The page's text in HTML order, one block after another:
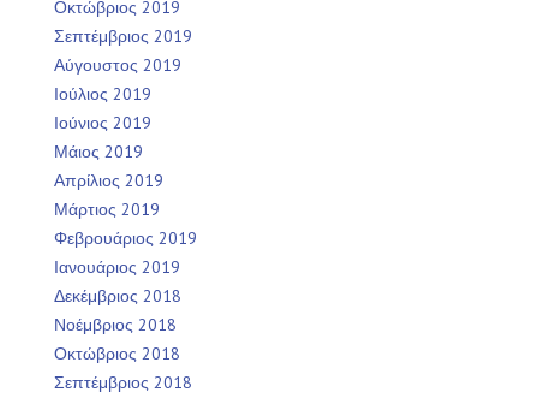
Οκτώβριος 2019
Σεπτέμβριος 2019
Αύγουστος 2019
Ιούλιος 2019
Ιούνιος 2019
Μάιος 2019
Απρίλιος 2019
Μάρτιος 2019
Φεβρουάριος 2019
Ιανουάριος 2019
Δεκέμβριος 2018
Νοέμβριος 2018
Οκτώβριος 2018
Σεπτέμβριος 2018